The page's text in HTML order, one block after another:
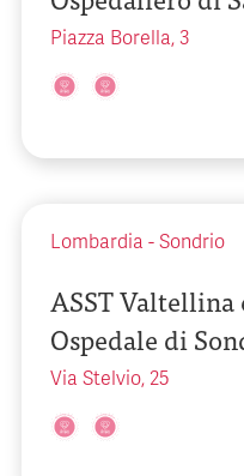
Piazza Borella, 3
Lombardia - Sondrio
ASST Valtellina
Ospedale di
Via Stelvio, 25